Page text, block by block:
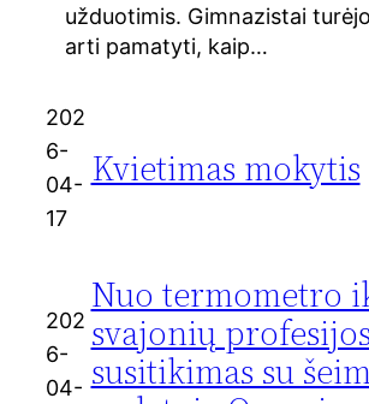
užduotimis. Gimnazistai
arti pamatyti, kaip…
202
6-
04-
17
Kvietimas mokytis
202
6-
04-
Nuo termometro
svajonių
susitikimas su